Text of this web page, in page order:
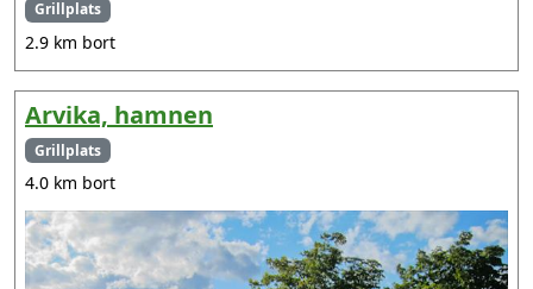
Grillplats
2.9 km bort
Arvika, hamnen
Grillplats
4.0 km bort